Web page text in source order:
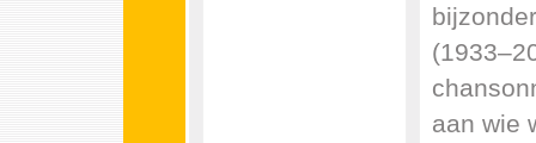
aan wie